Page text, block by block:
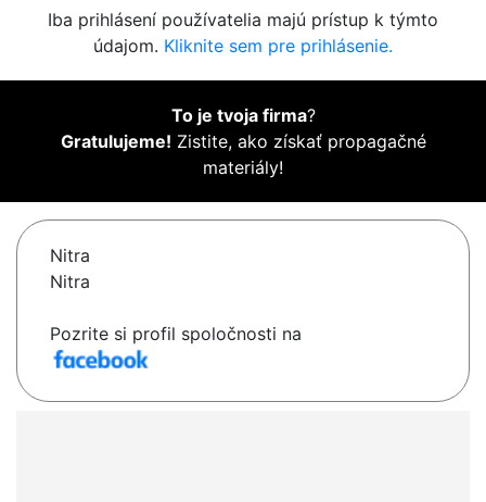
Iba prihlásení používatelia majú prístup k týmto
údajom. Kliknite sem pre prihlásenie.
To je tvoja firma?
Gratulujeme! Zistite, ako získať propagačné
materiály!
Nitra
Nitra
Pozrite si profil spoločnosti na